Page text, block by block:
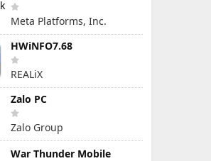
Meta Platforms, Inc.
HWiNFO7.68
REALiX
Zalo PC
Zalo Group
War Thunder Mobile